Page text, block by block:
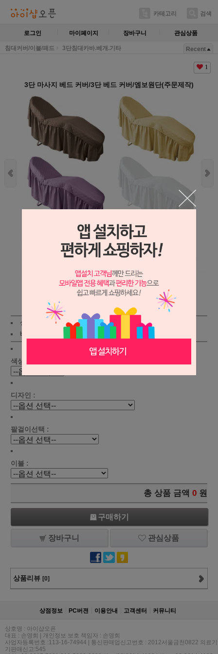
카테고리 검색
로그인 마이페이지 장바구니 관심상품
침대커버/이불/패드 3단침대카바.베개.기타 Recent
1
3단 마사지 베드 커버/3단 베드 커버/엠보원단(주문제작)
상품가 : 67,000원 적립금:600원
배송비 : (조건)
색상선택 :
디자인 :
팔걸이선택 :
이불 :
총 상품 금액 0 원
구매하기
장바구니 관심상품
상품리뷰 [0]
상점정보 PC버젼 이용안내 고객센터 커뮤니티
상호명 : 아이샵오픈
대표 : 손영희 | 개인정보 보호 책임자 : 손영희
사업자등록번호 :113-16-74944 | 통신판매업신고번호 : 2012서울금천0822 의료기
기판매신고:545